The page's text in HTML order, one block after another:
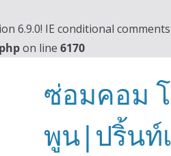
6.9.0! IE conditional
on line 6170
ซ่อมคอม
พูน|ปริ้นท์